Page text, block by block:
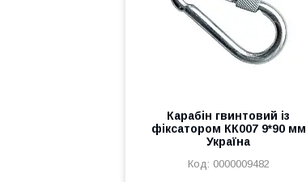
Карабін гвинтовий із
фіксатором КК007 9*90 мм
Україна
0000009482